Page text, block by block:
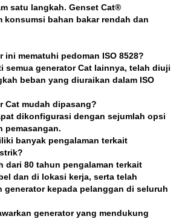
satu langkah. Genset Cat®
konsumsi bahan bakar rendah dan
ini mematuhi pedoman ISO 8528?
semua generator Cat lainnya, telah diuji
beban yang diuraikan dalam ISO
Cat mudah dipasang?
dikonfigurasi dengan sejumlah opsi
pemasangan.
banyak pengalaman terkait
dari 80 tahun pengalaman terkait
dan di lokasi kerja, serta telah
generator kepada pelanggan di seluruh
generator yang mendukung